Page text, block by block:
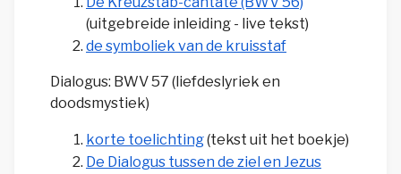
(uitgebreide inleiding - live tekst)
de symboliek van de kruisstaf
Dialogus: BWV 57 (liefdeslyriek en
doodsmystiek)
korte toelichting(tekst uit het boekje)
De Dialogus tussen de ziel en Jezus